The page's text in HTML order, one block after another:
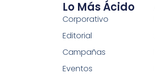
Lo Más Ácido
Corporativo
Editorial
Campañas
Eventos